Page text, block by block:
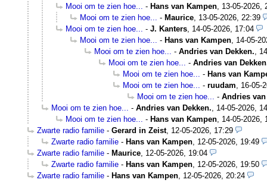
Mooi om te zien hoe...
- Hans van Kampen 13-05-2026,
Mooi om te zien hoe...
- Maurice 13-05-2026, 22:39
Mooi om te zien hoe...
- J. Kanters 14-05-2026, 17:04
Mooi om te zien hoe...
- Hans van Kampen 14-05-
Mooi om te zien hoe...
- Andries van Dekken.
Mooi om te zien hoe...
- Andries van
Mooi om te zien hoe...
- Hans van
Mooi om te zien hoe...
- ruudam
16-05-
Mooi om te zien hoe...
- Andries
Mooi om te zien hoe...
- Andries van Dekken.
14-05-2026,
Mooi om te zien hoe...
- Hans van Kampen 14-05-2026,
Zwarte radio familie - Gerard in Zeist, 12-05-2026, 17:29
Zwarte radio familie - Hans van Kampen 12-05-2026, 19:49
Zwarte radio familie - Maurice 12-05-2026, 19:04
Zwarte radio familie - Hans van Kampen 12-05-2026, 19:50
Zwarte radio familie - Hans van Kampen 12-05-2026, 20:24